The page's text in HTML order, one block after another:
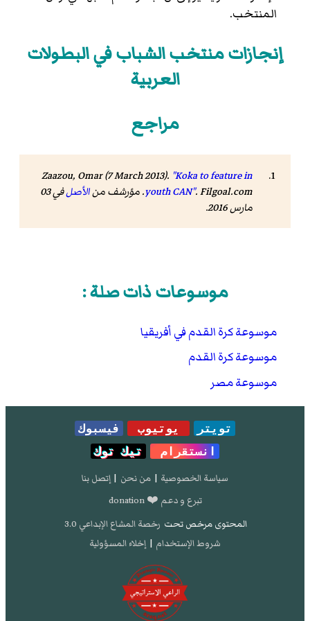
المنتخب.
إنجازات منتخب الشباب في البطولات
العربية
مراجع
Zaazou, Omar (7 March 2013). "Koka to feature in
youth CAN". Filgoal.com. مؤرشف من الأصل
في 03
مارس 2016
.
موسوعات ذات صلة :
موسوعة كرة القدم في أفريقيا
موسوعة كرة القدم
موسوعة مصر
تويتر يوتيوب
فيسبوك
انستقرام
تيك توك
سياسة الخصوصية | من نحن | إتصل بنا
تبرع و دعم ❤️ donation
المحتوى مرخص تحت رخصة المشاع الإبداعي 3.0
شروط الإستخدام | إخلاء المسؤولية